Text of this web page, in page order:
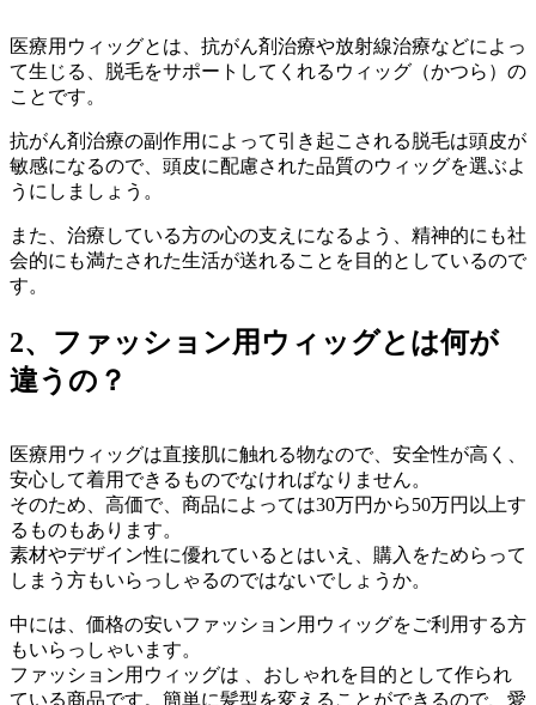
医療用ウィッグとは、抗がん剤治療や放射線治療などによっ
て生じる、脱毛をサポートしてくれるウィッグ（かつら）の
ことです。
抗がん剤治療の副作用によって引き起こされる脱毛は頭皮が
敏感になるので、頭皮に配慮された品質のウィッグを選ぶよ
うにしましょう。
また、治療している方の心の支えになるよう、精神的にも社
会的にも満たされた生活が送れることを目的としているので
す。
2、ファッション用ウィッグとは何が
違うの？
医療用ウィッグは直接肌に触れる物なので、安全性が高く、
安心して着用できるものでなければなりません。
そのため、高価で、商品によっては30万円から50万円以上す
るものもあります。
素材やデザイン性に優れているとはいえ、購入をためらって
しまう方もいらっしゃるのではないでしょうか。
中には、価格の安いファッション用ウィッグをご利用する方
もいらっしゃいます。
ファッション用ウィッグは 、おしゃれを目的として作られ
ている商品です。簡単に髪型を変えることができるので、愛